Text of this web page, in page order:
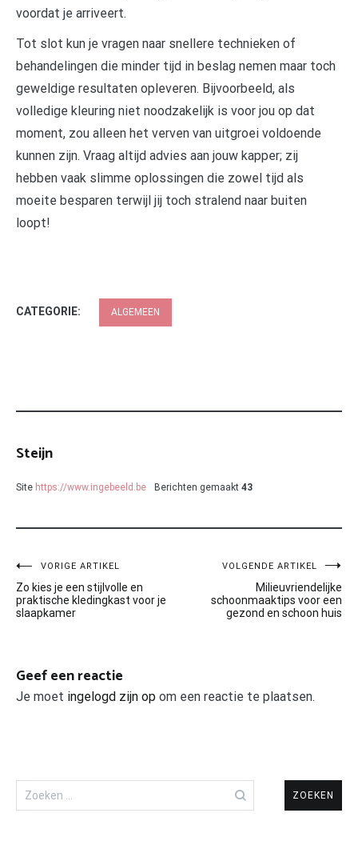
voordat je arriveert.
Tot slot kun je vragen naar snellere technieken of
behandelingen die minder tijd in beslag nemen maar toch
geweldige resultaten opleveren. Bijvoorbeeld, als
volledige kleuring niet noodzakelijk is voor jou op dat
moment, zou alleen het verven van uitgroei voldoende
kunnen zijn. Vraag altijd advies aan jouw kapper; zij
hebben vaak slimme oplossingen die zowel tijd als
moeite besparen terwijl jij toch stralend naar buiten
loopt!
CATEGORIE: ALGEMEEN
Steijn
Site https://www.ingebeeld.be Berichten gemaakt 43
Bericht
navigatie
VORIGE ARTIKEL
Zo kies je een stijlvolle en
praktische kledingkast voor je
slaapkamer
VOLGENDE ARTIKEL
Milieuvriendelijke
schoonmaaktips voor een
gezond en schoon huis
Geef een reactie
Je moet ingelogd zijn op om een reactie te plaatsen.
Zoeken
naar: